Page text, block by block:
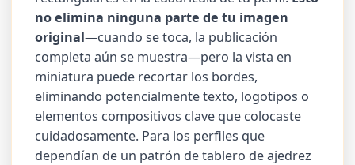
no elimina ninguna parte de tu imagen
original—cuando se toca, la publicación
completa aún se muestra—pero la vista en
miniatura puede recortar los bordes,
eliminando potencialmente texto, logotipos o
elementos compositivos clave que colocaste
cuidadosamente. Para los perfiles que
dependían de un patrón de tablero de ajedrez